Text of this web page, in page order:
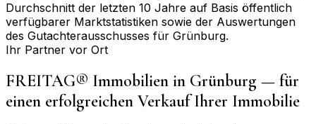
Durchschnitt der letzten 10 Jahre auf Basis öffentlich
verfügbarer Marktstatistiken sowie der Auswertungen
des Gutachterausschusses für Grünburg.
Ihr Partner vor Ort
FREITAG® Immobilien in Grünburg — für
einen erfolgreichen Verkauf Ihrer Immobilie